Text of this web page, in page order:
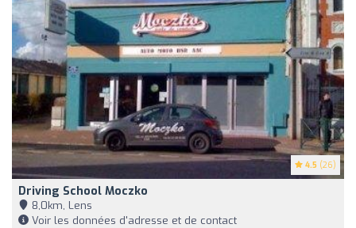
4.5 (26)
Driving School Moczko
8,0km, Lens
Voir les données d'adresse et de contact